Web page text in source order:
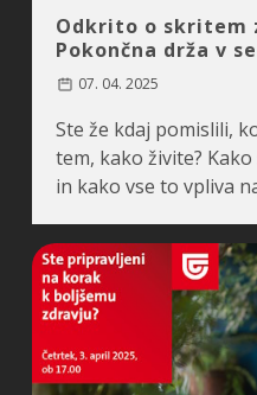
Odkrito o skritem
Pokončna drža v
07. 04. 2025
Ste že kdaj pomislili,
tem, kako živite?
in kako vse to vpliva